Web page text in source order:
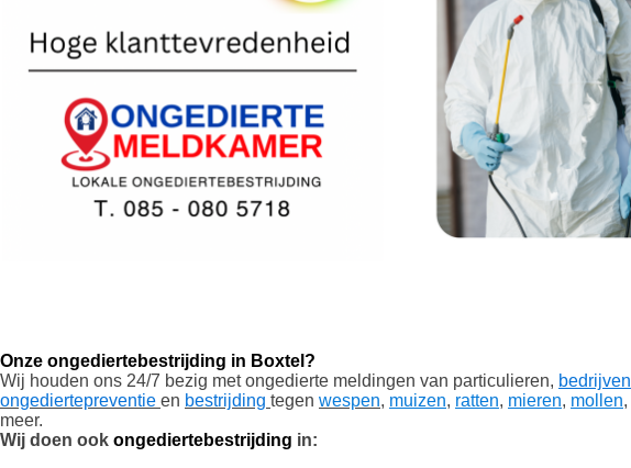
Onze ongediertebestrijding in Boxtel?
Wij houden ons 24/7 bezig met ongedierte meldingen van particulieren, bedrijven
ongediertepreventie en bestrijding tegen wespen, muizen, ratten, mieren, mollen,
meer.
Wij doen ook ongediertebestrijding in: